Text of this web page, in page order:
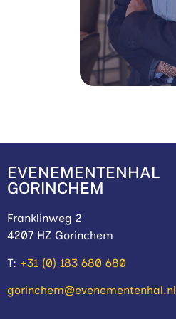
EVENEMENTENHAL
GORINCHEM
Franklinweg 2
4207 HZ Gorinchem
T: +31 (0) 183 680 680
gorinchem@evenementenhal.nl